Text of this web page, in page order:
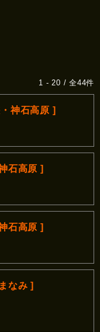
1 - 20 / 全44件
神石高原 ]
石高原 ]
石高原 ]
なみ ]